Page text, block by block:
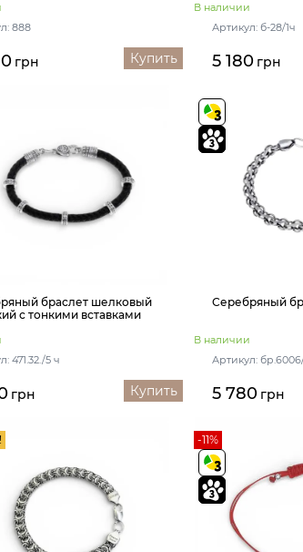
888
грн Купить
В наличии
Артикул: б-28/1ч
5 180 грн
браслет шелковый
с тонкими вставками
471.32./5 ч
грн Купить
Серебряный
В наличии
Артикул:
5 780 грн
-11%